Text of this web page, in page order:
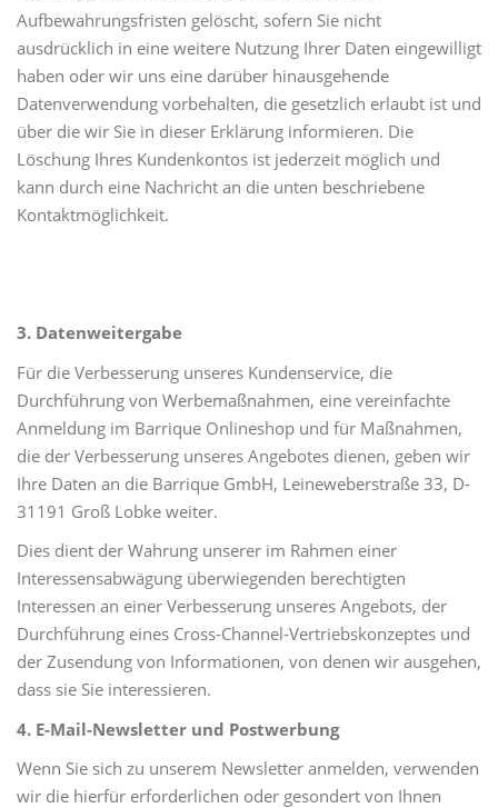
Aufbewahrungsfristen gelöscht, sofern Sie nicht
ausdrücklich in eine weitere Nutzung Ihrer Daten eingewilligt
haben oder wir uns eine darüber hinausgehende
Datenverwendung vorbehalten, die gesetzlich erlaubt ist und
über die wir Sie in dieser Erklärung informieren. Die
Löschung Ihres Kundenkontos ist jederzeit möglich und
kann durch eine Nachricht an die unten beschriebene
Kontaktmöglichkeit.
3. Datenweitergabe
Für die Verbesserung unseres Kundenservice, die
Durchführung von Werbemaßnahmen, eine vereinfachte
Anmeldung im Barrique Onlineshop und für Maßnahmen,
die der Verbesserung unseres Angebotes dienen, geben wir
Ihre Daten an die Barrique GmbH, Leineweberstraße 33, D-
31191 Groß Lobke weiter.
Dies dient der Wahrung unserer im Rahmen einer
Interessensabwägung überwiegenden berechtigten
Interessen an einer Verbesserung unseres Angebots, der
Durchführung eines Cross-Channel-Vertriebskonzeptes und
der Zusendung von Informationen, von denen wir ausgehen,
dass sie Sie interessieren.
4. E-Mail-Newsletter und Postwerbung
Wenn Sie sich zu unserem Newsletter anmelden, verwenden
wir die hierfür erforderlichen oder gesondert von Ihnen